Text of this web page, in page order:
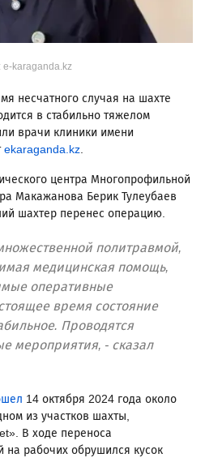
e-karaganda.kz
несчатного случая на шахте
в стабильно тяжелом
врачи клиники имени
ekaraganda.kz.
центра Многопрофильной
Макажанова Берик Тулеубаев
шахтер перенес операцию.
политравмой,
медицинская помощь,
оперативные
время состояние
Проводятся
мероприятия, - сказал
14 октября 2024 года около
из участков шахты,
В ходе переноса
на рабочих обрушился кусок